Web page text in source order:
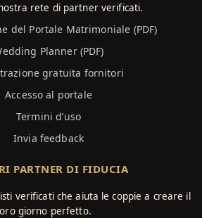
rete di partner verificati.
del Portale Matrimoniale (PDF)
Planner (PDF)
gratuita fornitori
Accesso al portale
Termini d’uso
Invia feedback
PARTNER DI FIDUCIA
verificati che aiuta le coppie a creare il
giorno perfetto.